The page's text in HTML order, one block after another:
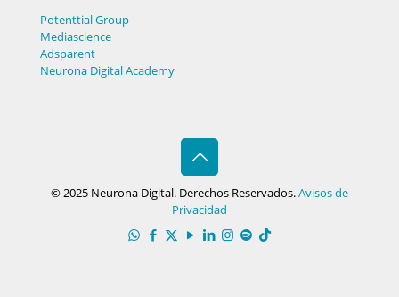
Potenttial Group
Mediascience
Adsparent
Neurona Digital Academy
© 2025 Neurona Digital. Derechos Reservados.Avisos de
Privacidad